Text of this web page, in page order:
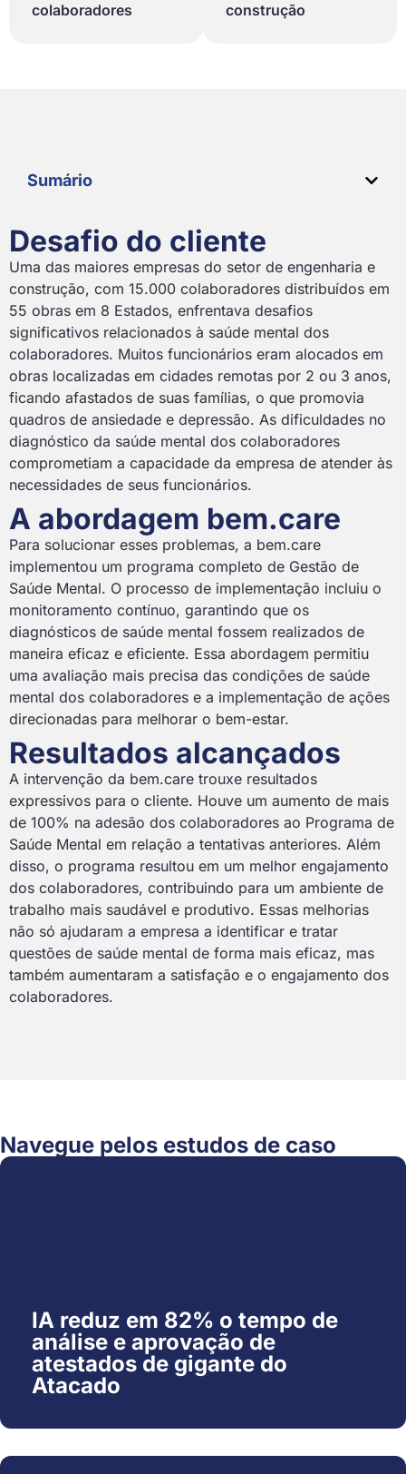
colaboradores
construção
Sumário
Desafio do cliente
Uma das maiores empresas do setor de engenharia e
construção, com 15.000 colaboradores distribuídos em
55 obras em 8 Estados, enfrentava desafios
significativos relacionados à saúde mental dos
colaboradores. Muitos funcionários eram alocados em
obras localizadas em cidades remotas por 2 ou 3 anos,
ficando afastados de suas famílias, o que promovia
quadros de ansiedade e depressão. As dificuldades no
diagnóstico da saúde mental dos colaboradores
comprometiam a capacidade da empresa de atender às
necessidades de seus funcionários.
A abordagem bem.care
Para solucionar esses problemas, a bem.care
implementou um programa completo de Gestão de
Saúde Mental. O processo de implementação incluiu o
monitoramento contínuo, garantindo que os
diagnósticos de saúde mental fossem realizados de
maneira eficaz e eficiente. Essa abordagem permitiu
uma avaliação mais precisa das condições de saúde
mental dos colaboradores e a implementação de ações
direcionadas para melhorar o bem-estar.
Resultados alcançados
A intervenção da bem.care trouxe resultados
expressivos para o cliente. Houve um aumento de mais
de 100% na adesão dos colaboradores ao Programa de
Saúde Mental em relação a tentativas anteriores. Além
disso, o programa resultou em um melhor engajamento
dos colaboradores, contribuindo para um ambiente de
trabalho mais saudável e produtivo. Essas melhorias
não só ajudaram a empresa a identificar e tratar
questões de saúde mental de forma mais eficaz, mas
também aumentaram a satisfação e o engajamento dos
colaboradores.
Navegue pelos estudos de caso
IA reduz em 82% o tempo de
análise e aprovação de
atestados de gigante do
Atacado